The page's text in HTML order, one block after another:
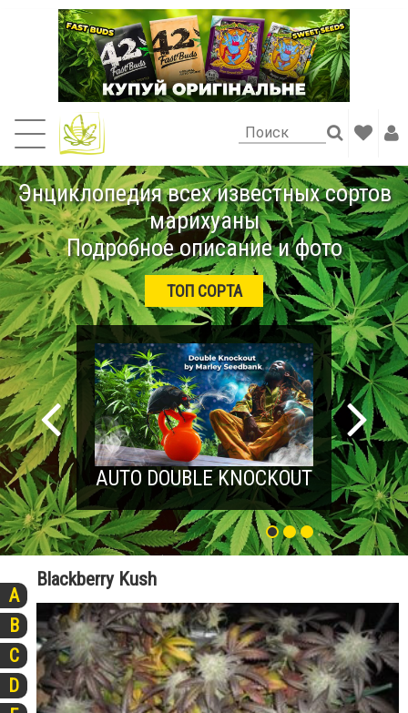
Энциклопедия всех известных сортов
марихуаны
Подробное описание и фото
ТОП СОРТА
AUTO DOUBLE KNOCKOUT
A
B
C
D
Blackberry Kush